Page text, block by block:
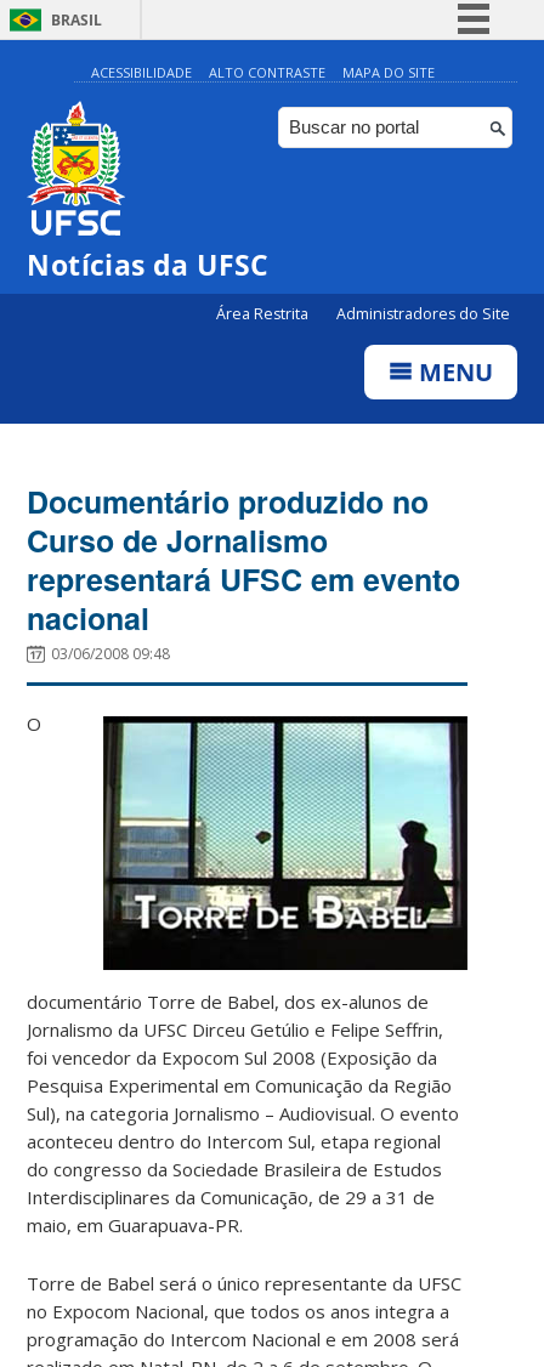
BRASIL
Simplifique!
Comunica BR
Participe
ACESSIBILIDADE ALTO CONTRASTE MAPA DO SITE
Notícias da UFSC
Área Restrita Administradores do Site
MENU
Documentário produzido no
Curso de Jornalismo
representará UFSC em evento
nacional
03/06/2008 09:48
O
documentário Torre de Babel, dos ex-alunos de
Jornalismo da UFSC Dirceu Getúlio e Felipe Seffrin,
foi vencedor da Expocom Sul 2008 (Exposição da
Pesquisa Experimental em Comunicação da Região
Sul), na categoria Jornalismo – Audiovisual. O evento
aconteceu dentro do Intercom Sul, etapa regional
do congresso da Sociedade Brasileira de Estudos
Interdisciplinares da Comunicação, de 29 a 31 de
maio, em Guarapuava-PR.
Torre de Babel será o único representante da UFSC
no Expocom Nacional, que todos os anos integra a
programação do Intercom Nacional e em 2008 será